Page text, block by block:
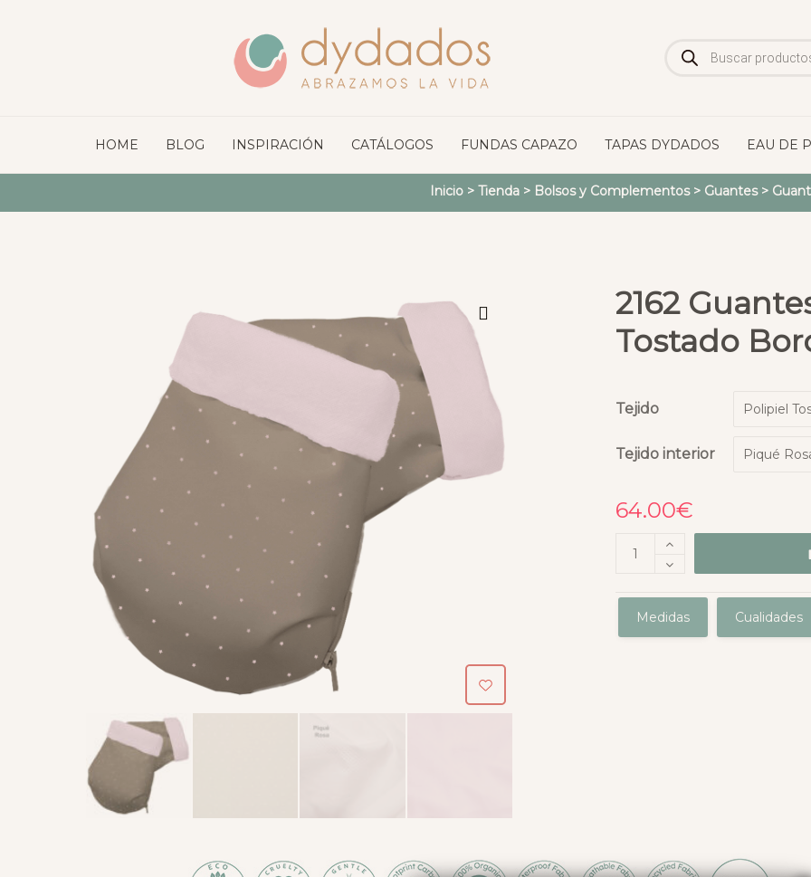
de
productos
HOME BLOG INSPIRACIÓN CATÁLOGOS FUNDAS CAPAZO TAPAS DYDADOS EAU DE
Inicio> Tienda> Bolsos y Complementos> Guantes>
2162
Tostado
Tejido
Tejido interior
64.00€
Medidas Cualidades